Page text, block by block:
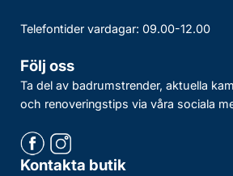
Telefontider vardagar: 09.00-12.00
Följ oss
Ta del av badrumstrender, aktuella
och renoveringstips via våra sociala
Kontakta butik